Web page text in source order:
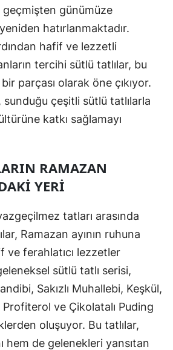
geçmişten günümüze
hatırlanmaktadır.
hafif ve lezzetli
tercihi sütlü tatlılar, bu
parçası olarak öne çıkıyor.
çeşitli sütlü tatlılarla
katkı sağlamayı
RAMAZAN
YERI
tatları arasında
Ramazan ayının ruhuna
ve ferahlatıcı lezzetler
sütlü tatlı serisi,
Sakızlı Muhallebi, Keşkül,
ve Çikolatalı Puding
oluşuyor. Bu tatlılar,
hem de gelenekleri yansıtan